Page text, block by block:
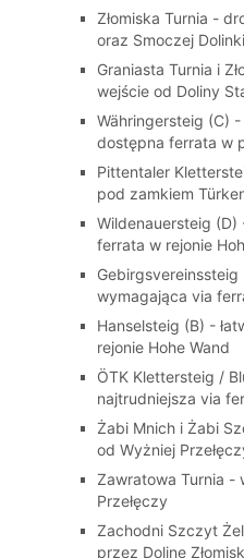
Złomiska Turnia -
oraz Smoczej Dolinki
Graniasta Turnia i
wejście od Doliny
Währingersteig (C)
dostępna ferrata w
Pittentaler
pod zamkiem
Wildenauersteig
ferrata w rejonie
Gebirgsvereinssteig
wymagająca via
Hanselsteig (B) -
rejonie Hohe Wand
ÖTK Klettersteig /
najtrudniejsza via
Żabi Mnich i Żabi
od Wyżniej
Zawratowa Turnia -
Przełęczy
Zachodni Szczyt
przez Dolinę Złomisk